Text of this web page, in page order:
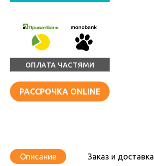
ОПЛАТА ЧАСТЯМИ
РАССРОЧКА ONLINE
Описание
Заказ и доставка